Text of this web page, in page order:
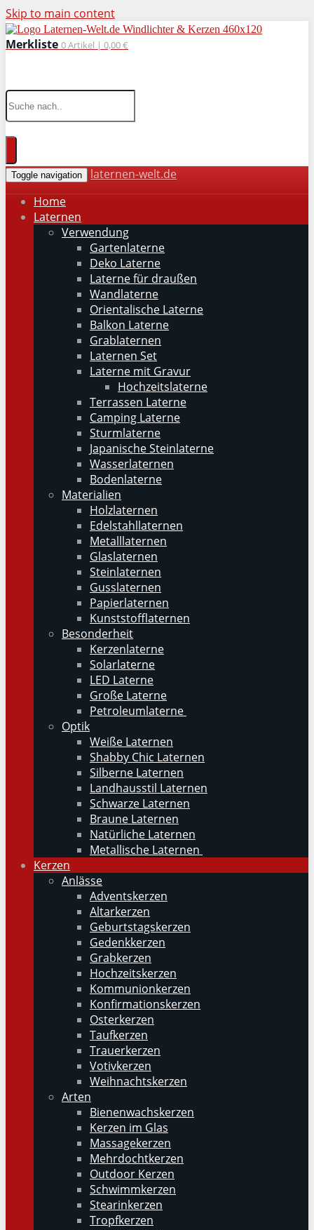
Skip to main content
Merkliste 0Artikel | 0,00 €
Toggle navigation
laternen-welt.de
Home
Laternen
Verwendung
Gartenlaterne
Deko Laterne
Laterne für draußen
Wandlaterne
Orientalische Laterne
Balkon Laterne
Grablaternen
Laternen Set
Laterne mit Gravur
Hochzeitslaterne
Terrassen Laterne
Camping Laterne
Sturmlaterne
Japanische Steinlaterne
Wasserlaternen
Bodenlaterne
Materialien
Holzlaternen
Edelstahllaternen
Metalllaternen
Glaslaternen
Steinlaternen
Gusslaternen
Papierlaternen
Kunststofflaternen
Besonderheit
Kerzenlaterne
Solarlaterne
LED Laterne
Große Laterne
Petroleumlaterne
Optik
Weiße Laternen
Shabby Chic Laternen
Silberne Laternen
Landhausstil Laternen
Schwarze Laternen
Braune Laternen
Natürliche Laternen
Metallische Laternen
Kerzen
Anlässe
Adventskerzen
Altarkerzen
Geburtstagskerzen
Gedenkkerzen
Grabkerzen
Hochzeitskerzen
Kommunionkerzen
Konfirmationskerzen
Osterkerzen
Taufkerzen
Trauerkerzen
Votivkerzen
Weihnachtskerzen
Arten
Bienenwachskerzen
Kerzen im Glas
Massagekerzen
Mehrdochtkerzen
Outdoor Kerzen
Schwimmkerzen
Stearinkerzen
Tropfkerzen